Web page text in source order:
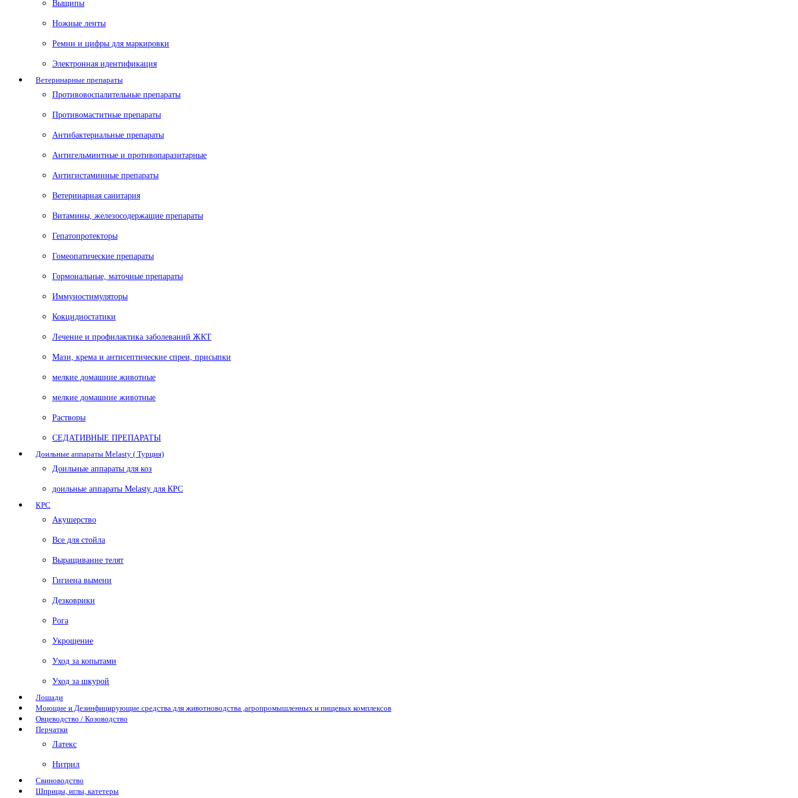
Выщипы
Ножные ленты
Ремни и цифры для маркировки
Электронная идентификация
Ветеринарные препараты
Противовоспалительные препараты
Противомаститные препараты
Антибактериальные препараты
Антигельминтные и противопаразитарные
Антигистаминные препараты
Ветеринарная санитария
Витамины, железосодержащие препараты
Гепатопротекторы
Гомеопатические препараты
Гормональные, маточные препараты
Иммуностимуляторы
Кокцидиостатики
Лечение и профилактика заболеваний ЖКТ
Мази, крема и антисептические спреи, присыпки
мелкие домашние животные
мелкие домашние животные
Растворы
СЕДАТИВНЫЕ ПРЕПАРАТЫ
Доильные аппараты Melasty ( Турция)
Доильные аппараты для коз
доильные аппараты Melasty для КРС
КРС
Акушерство
Все для стойла
Выращивание телят
Гигиена вымени
Дезковрики
Рога
Укрощение
Уход за копытами
Уход за шкурой
Лошади
Моющие и Дезинфицирующие средства для животноводства ,агропромышленных и пищевых комплексов
Овцеводство / Козоводство
Перчатки
Латекс
Нитрил
Свиноводство
Шприцы, иглы, катетеры